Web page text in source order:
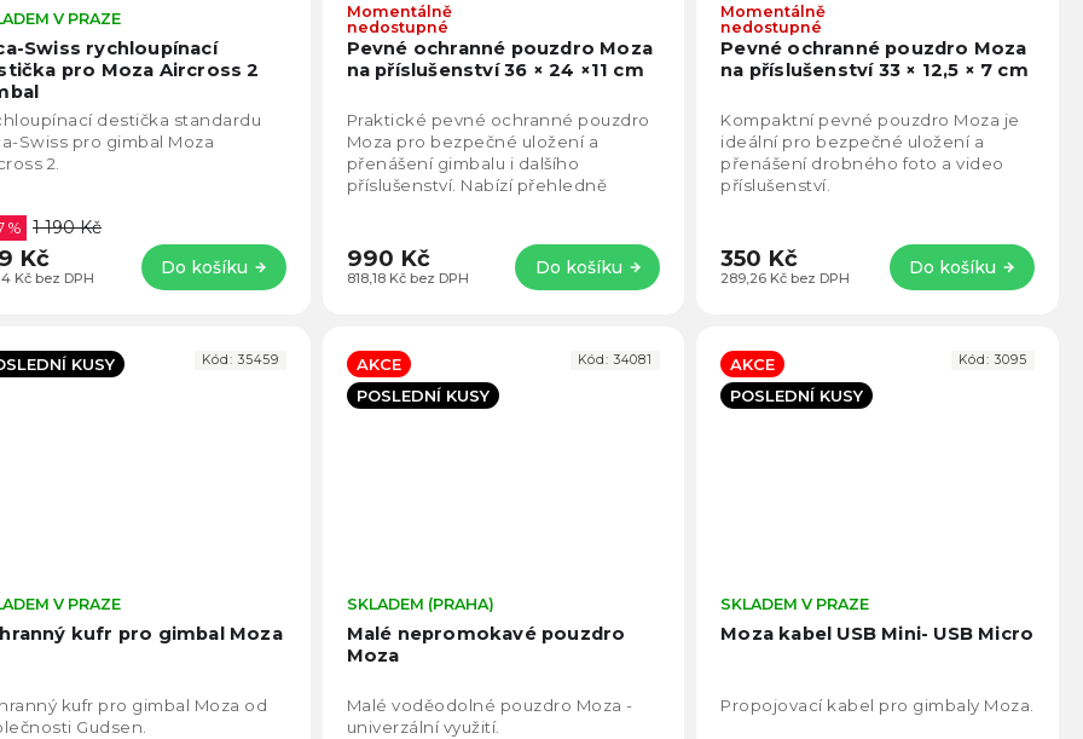
Swiss rychloupínací
pro Moza Aircross 2
Průměrné
hodnocení
produktu
hvězdiček.
V PRAZE
Kč bez DPH
% 1 190 Kč
Kč Do košíku
destička standardu
Swiss pro gimbal Moza
2.
Pevné ochranné pouzdro Moza
na příslušenství 36 × 24 ×11 cm
Průměrné
hodnocení
produktu
hvězdiček.
Momentálně
nedostupné
818,18 Kč bez DPH
990 Kč Do košíku
Praktické pevné ochranné pouzdro
Moza pro bezpečné uložení a
přenášení gimbalu i dalšího
příslušenství. Nabízí přehledně
Pevné ochranné pouzdro Moza
na příslušenství 33 × 12,5 × 7 cm
Momentálně
nedostupné
289,26 Kč bez DPH
350 Kč Do košíku
Kompaktní pevné pouzdro Moza je
ideální pro bezpečné uložení a
přenášení drobného foto a video
příslušenství.
KUSY
kufr pro gimbal Moza
Průměrné
hodnocení
produktu
V PRAZE
kufr pro gimbal Moza od
Gudsen.
Kód:35459
AKCE
POSLEDNÍ KUSY
Malé nepromokavé pouzdro
Moza
Průměrné
hodnocení
SKLADEM (PRAHA)
Malé voděodolné pouzdro Moza -
univerzální využití.
Kód:34081
AKCE
POSLEDNÍ KUSY
Moza kabel USB Mini- USB Micro
SKLADEM V PRAZE
Propojovací kabel pro gimbaly Moza.
Kód:3095